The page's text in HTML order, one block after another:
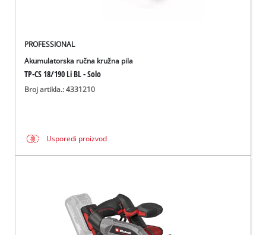
PROFESSIONAL
Akumulatorska ručna kružna pila
TP-CS 18/190 Li BL - Solo
Broj artikla.: 4331210
Usporedi proizvod